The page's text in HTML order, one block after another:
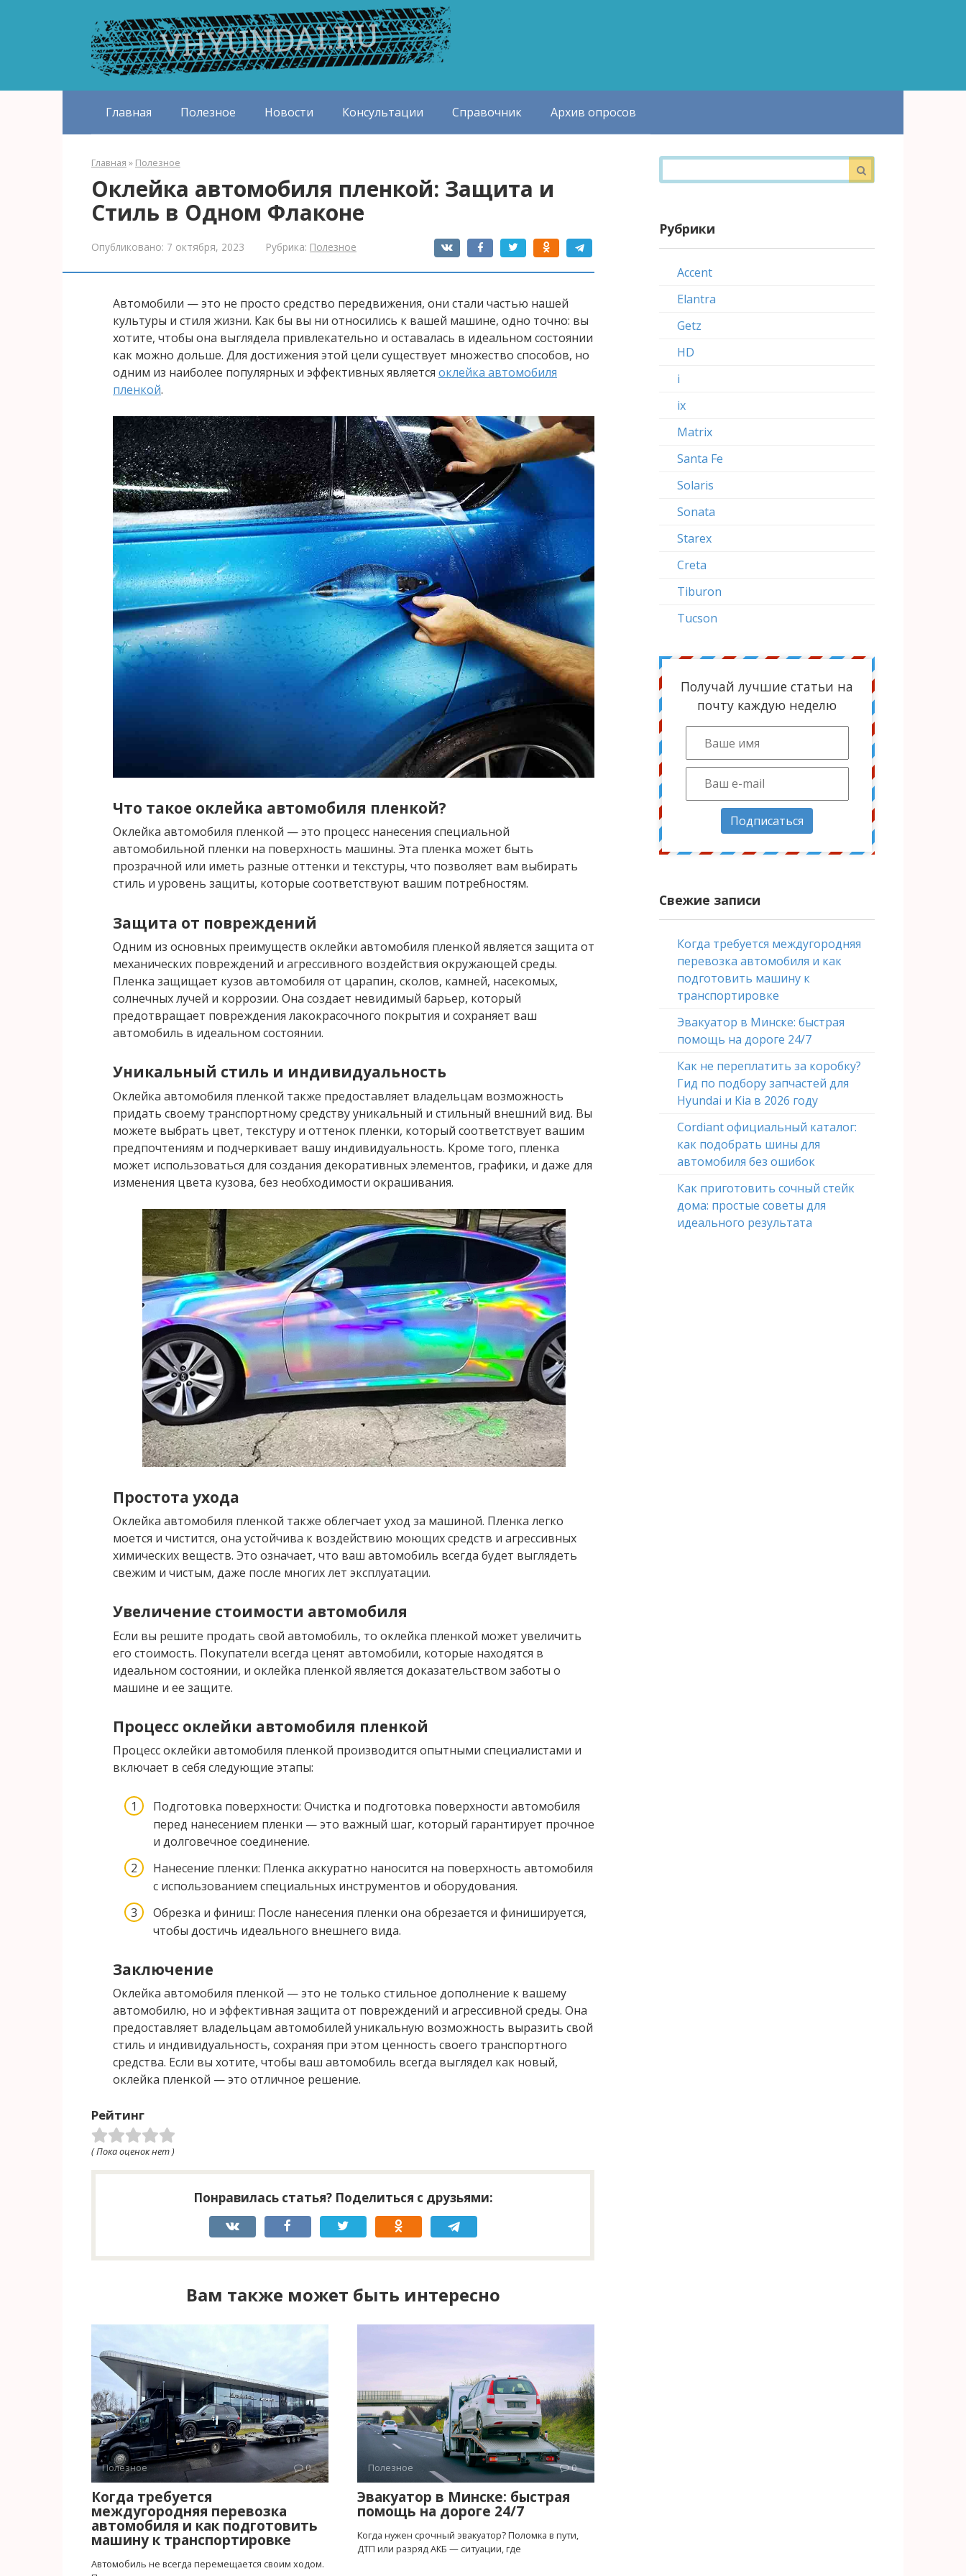
Главная Полезное Новости Консультации Справочник Архив опросов
Главная » Полезное
Оклейка автомобиля пленкой: Защита и
Стиль в Одном Флаконе
Опубликовано: 7 октября, 2023 Рубрика: Полезное
Автомобили — это не просто средство передвижения, они стали частью нашей
культуры и стиля жизни. Как бы вы ни относились к вашей машине, одно точно: вы
хотите, чтобы она выглядела привлекательно и оставалась в идеальном состоянии
как можно дольше. Для достижения этой цели существует множество способов, но
одним из наиболее популярных и эффективных является оклейка автомобиля
пленкой.
Что такое оклейка автомобиля пленкой?
Оклейка автомобиля пленкой — это процесс нанесения специальной
автомобильной пленки на поверхность машины. Эта пленка может быть
прозрачной или иметь разные оттенки и текстуры, что позволяет вам выбирать
стиль и уровень защиты, которые соответствуют вашим потребностям.
Защита от повреждений
Одним из основных преимуществ оклейки автомобиля пленкой является защита от
механических повреждений и агрессивного воздействия окружающей среды.
Пленка защищает кузов автомобиля от царапин, сколов, камней, насекомых,
солнечных лучей и коррозии. Она создает невидимый барьер, который
предотвращает повреждения лакокрасочного покрытия и сохраняет ваш
автомобиль в идеальном состоянии.
Уникальный стиль и индивидуальность
Оклейка автомобиля пленкой также предоставляет владельцам возможность
придать своему транспортному средству уникальный и стильный внешний вид. Вы
можете выбрать цвет, текстуру и оттенок пленки, который соответствует вашим
предпочтениям и подчеркивает вашу индивидуальность. Кроме того, пленка
может использоваться для создания декоративных элементов, графики, и даже для
изменения цвета кузова, без необходимости окрашивания.
Простота ухода
Оклейка автомобиля пленкой также облегчает уход за машиной. Пленка легко
моется и чистится, она устойчива к воздействию моющих средств и агрессивных
химических веществ. Это означает, что ваш автомобиль всегда будет выглядеть
свежим и чистым, даже после многих лет эксплуатации.
Увеличение стоимости автомобиля
Если вы решите продать свой автомобиль, то оклейка пленкой может увеличить
его стоимость. Покупатели всегда ценят автомобили, которые находятся в
идеальном состоянии, и оклейка пленкой является доказательством заботы о
машине и ее защите.
Процесс оклейки автомобиля пленкой
Процесс оклейки автомобиля пленкой производится опытными специалистами и
включает в себя следующие этапы:
Подготовка поверхности: Очистка и подготовка поверхности автомобиля
перед нанесением пленки — это важный шаг, который гарантирует прочное
и долговечное соединение.
Нанесение пленки: Пленка аккуратно наносится на поверхность автомобиля
с использованием специальных инструментов и оборудования.
Обрезка и финиш: После нанесения пленки она обрезается и финишируется,
чтобы достичь идеального внешнего вида.
Заключение
Оклейка автомобиля пленкой — это не только стильное дополнение к вашему
автомобилю, но и эффективная защита от повреждений и агрессивной среды. Она
предоставляет владельцам автомобилей уникальную возможность выразить свой
стиль и индивидуальность, сохраняя при этом ценность своего транспортного
средства. Если вы хотите, чтобы ваш автомобиль всегда выглядел как новый,
оклейка пленкой — это отличное решение.
Рейтинг
( Пока оценок нет )
Понравилась статья? Поделиться с друзьями:
Вам также может быть интересно
Полезное 0
Когда требуется
междугородняя перевозка
автомобиля и как подготовить
машину к транспортировке
Автомобиль не всегда перемещается своим ходом.
Полезное 0
Эвакуатор в Минске: быстрая
помощь на дороге 24/7
Когда нужен срочный эвакуатор? Поломка в пути,
ДТП или разряд АКБ — ситуации, где
Поиск:
Рубрики
Accent
Elantra
Getz
HD
i
ix
Matrix
Santa Fe
Solaris
Sonata
Starex
Creta
Tiburon
Tucson
Получай лучшие статьи на
почту каждую неделю
Подписаться
Свежие записи
Когда требуется междугородняя
перевозка автомобиля и как
подготовить машину к
транспортировке
Эвакуатор в Минске: быстрая
помощь на дороге 24/7
Как не переплатить за коробку?
Гид по подбору запчастей для
Hyundai и Kia в 2026 году
Cordiant официальный каталог:
как подобрать шины для
автомобиля без ошибок
Как приготовить сочный стейк
дома: простые советы для
идеального результата